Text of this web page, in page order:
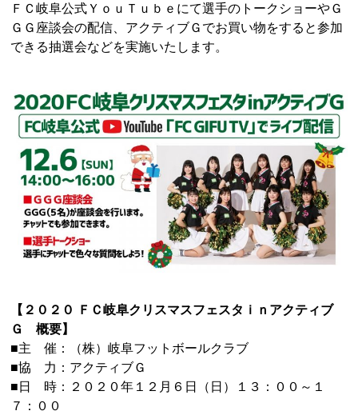
ＦＣ岐阜公式ＹｏｕＴｕｂｅにて選手のトークショーやＧ
ＧＧ座談会の配信、アクティブＧでお買い物をすると参加
できる抽選会などを実施いたします。
【２０２０ ＦＣ岐阜クリスマスフェスタｉｎアクティブ
Ｇ 概要】
■主 催：（株）岐阜フットボールクラブ
■協 力：アクティブＧ
■日 時：２０２０年１２月６日（日）１３：００～１
７：００